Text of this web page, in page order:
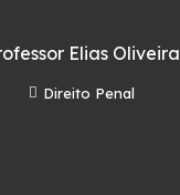
Elias Oliveira
Direito Penal